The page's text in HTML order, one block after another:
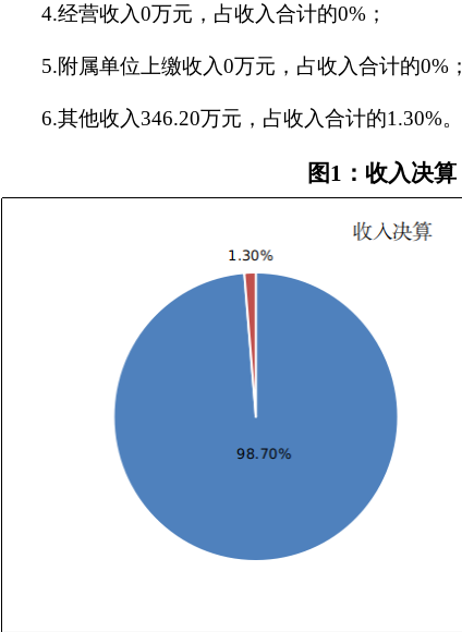
4.经营收入0万元，占收入合计的0%；
5.附属单位上缴收入0万元，占收入合计的0%；
6.其他收入346.20万元，占收入合计的1.30%。
图1：收入决算